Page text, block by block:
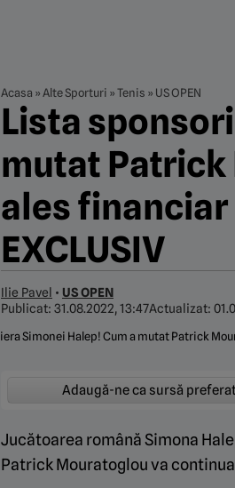
Acasa »Alte Sporturi »Tenis » US OPEN
Lista
mutat Patrick
ales
EXCLUSIV
Ilie Pavel • US OPEN
Publicat: 31.08.2022, 13:47Actualizat:
Adaugă-ne ca sursă
Jucătoarea română Simona
Patrick Mouratoglou va